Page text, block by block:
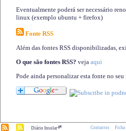
Eventualmente poderá ser necessário
linux (exemplo ubuntu + firefox)
Fonte RSS
Além das fontes RSS disponibilizadas,
O que são fontes RSS? veja aqui
Pode ainda personalizar esta fonte no
Diário Insular.pt Contactos Ficha